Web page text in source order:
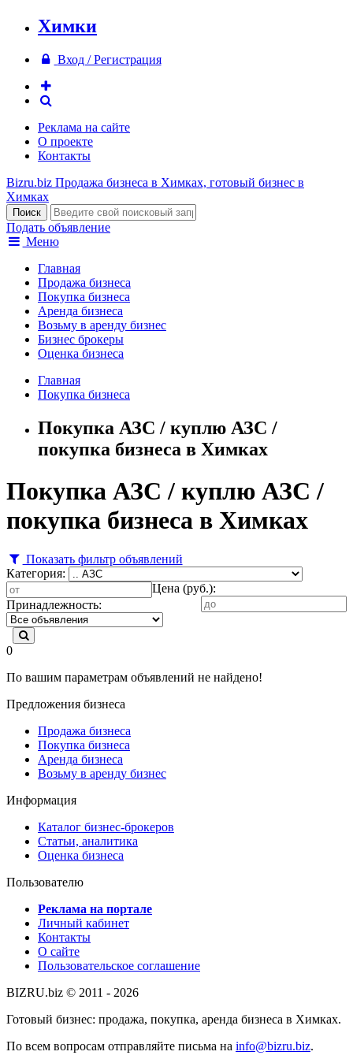
Химки
Вход / Регистрация
Реклама на сайте
О проекте
Контакты
Bizru.biz Продажа бизнеса в Химках, готовый бизнес в
Химках
Подать объявление
Меню
Главная
Продажа бизнеса
Покупка бизнеса
Аренда бизнеса
Возьму в аренду бизнес
Бизнес брокеры
Оценка бизнеса
Главная
Покупка бизнеса
Покупка АЗС / куплю АЗС /
покупка бизнеса в Химках
Покупка АЗС / куплю АЗС /
покупка бизнеса в Химках
Показать фильтр объявлений
Категория:
Цена (руб.):
Принадлежность:
0
По вашим параметрам объявлений не найдено!
Предложения бизнеса
Продажа бизнеса
Покупка бизнеса
Аренда бизнеса
Возьму в аренду бизнес
Информация
Каталог бизнес-брокеров
Статьи, аналитика
Оценка бизнеса
Пользователю
Реклама на портале
Личный кабинет
Контакты
О сайте
Пользовательское соглашение
BIZRU.biz © 2011 - 2026
Готовый бизнес: продажа, покупка, аренда бизнеса в Химках.
По всем вопросам отправляйте письма на info@bizru.biz.